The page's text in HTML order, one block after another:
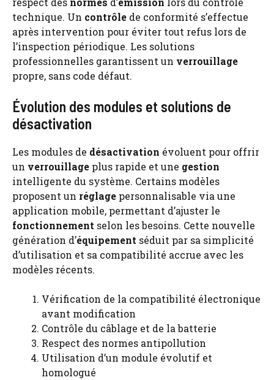
technique. Un contrôle de conformité s’effectue
après intervention pour éviter tout refus lors de
l’inspection périodique. Les solutions
professionnelles garantissent un verrouillage
propre, sans code défaut.
Évolution des modules et solutions de
désactivation
Les modules de désactivation évoluent pour offrir
un verrouillage plus rapide et une gestion
intelligente du système. Certains modèles
proposent un réglage personnalisable via une
application mobile, permettant d’ajuster le
fonctionnement selon les besoins. Cette nouvelle
génération d’équipement séduit par sa simplicité
d’utilisation et sa compatibilité accrue avec les
modèles récents.
Vérification de la compatibilité électronique
avant modification
Contrôle du câblage et de la batterie
Respect des normes antipollution
Utilisation d’un module évolutif et
homologué